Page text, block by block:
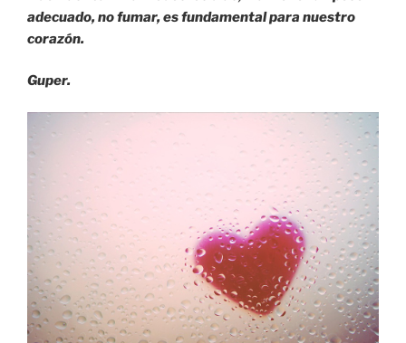
adecuado, no fumar, es fundamental para nuestro
corazón.
Guper.